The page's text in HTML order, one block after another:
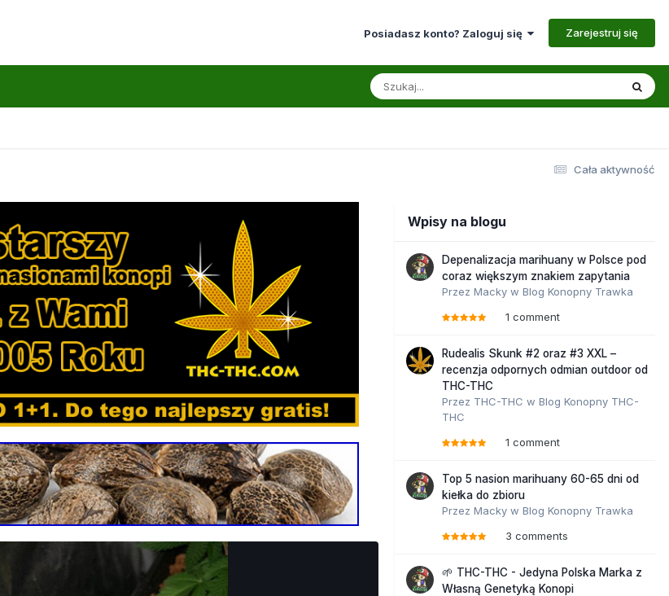
Posiadasz konto? Zaloguj się Zarejestruj się
Cała aktywność
Wpisy na blogu
Depenalizacja marihuany w Polsce pod
coraz większym znakiem zapytania
Przez Macky w Blog Konopny Trawka
1 comment
Rudealis Skunk #2 oraz #3 XXL –
recenzja odpornych odmian outdoor od
THC-THC
Przez THC-THC w Blog Konopny THC-
THC
1 comment
Top 5 nasion marihuany 60-65 dni od
kiełka do zbioru
Przez Macky w Blog Konopny Trawka
3 comments
🌱 THC-THC - Jedyna Polska Marka z
Własną Genetyką Konopi